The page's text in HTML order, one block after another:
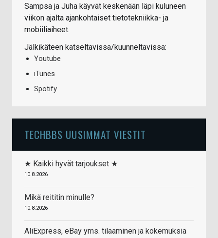
Sampsa ja Juha käyvät keskenään läpi kuluneen
viikon ajalta ajankohtaiset tietotekniikka- ja
mobiiliaiheet.
Jälkikäteen katseltavissa/kuunneltavissa:
Youtube
iTunes
Spotify
TECHBBS UUSIMMAT VIESTIT
★ Kaikki hyvät tarjoukset ★
10.8.2026
Mikä reititin minulle?
10.8.2026
AliExpress, eBay yms. tilaaminen ja kokemuksia